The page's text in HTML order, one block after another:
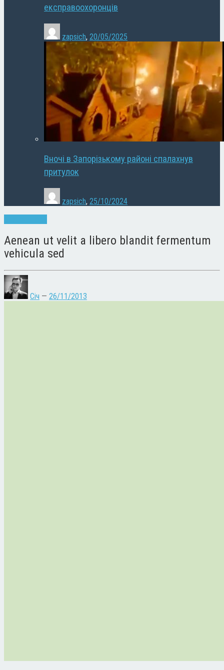
експравоохоронців
zapsich, 20/05/2025
Вночі в Запорізькому районі спалахнув
притулок
zapsich, 25/10/2024
Aenean ut velit a libero blandit fermentum
vehicula sed
Січ — 26/11/2013